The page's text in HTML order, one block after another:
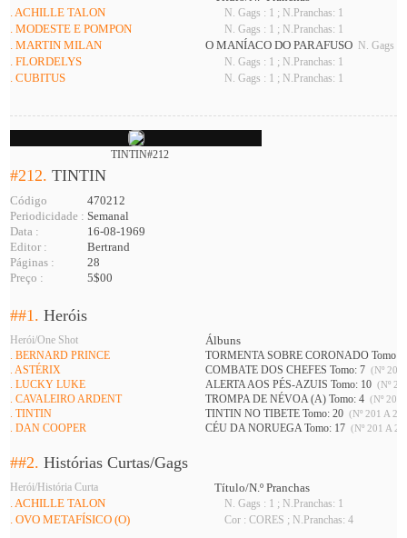
. ACHILLE TALON
N. Gags : 1 ; N.Pranchas: 1
. MODESTE E POMPON N. Gags : 1 ; N.Pranchas: 1
. MARTIN MILAN O MANÍACO DO PARAFUSO N. Gags :
. FLORDELYS N. Gags : 1 ; N.Pranchas: 1
. CUBITUS N. Gags : 1 ; N.Pranchas: 1
TINTIN#212
#212.TINTIN
Código
470212
Periodicidade : Semanal
Data :
16-08-1969
Editor :
Bertrand
Páginas :
28
Preço :
5$00
##1.Heróis
Herói/One Shot Álbuns
. BERNARD PRINCE
TORMENTA SOBRE CORONADO Tomo:
. ASTÉRIX
COMBATE DOS CHEFES Tomo: 7 (Nº 201
. LUCKY LUKE ALERTA AOS PÉS-AZUIS Tomo: 10 (Nº
. CAVALEIRO ARDENT TROMPA DE NÉVOA (A) Tomo: 4 (Nº 201
. TINTIN TINTIN NO TIBETE Tomo: 20 (Nº 201 A
. DAN COOPER CÉU DA NORUEGA Tomo: 17 (Nº 201 A
##2.Histórias Curtas/Gags
Herói/História Curta
Título/N.º Pranchas
. ACHILLE TALON
N. Gags : 1 ; N.Pranchas: 1
. OVO METAFÍSICO (O) Cor : CORES ; N.Pranchas: 4